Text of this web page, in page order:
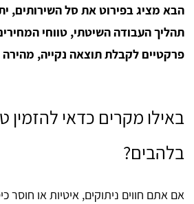
הבא מציג בפירוט את סל השירותים,
תהליך העבודה השיטתי, טווחי
פרקטיים לקבלת תוצאה נקייה, מהירה
באילו מקרים כדאי להזמין
בלהבים?
אם אתם חווים ניתוקים, איטיות או חוסר